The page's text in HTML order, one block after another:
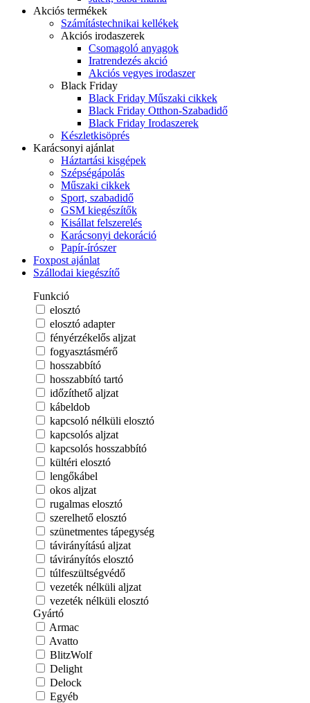
Akciós termékek
Számítástechnikai kellékek
Akciós irodaszerek
Csomagoló anyagok
Iratrendezés akció
Akciós vegyes irodaszer
Black Friday
Black Friday Műszaki cikkek
Black Friday Otthon-Szabadidő
Black Friday Irodaszerek
Készletkisöprés
Karácsonyi ajánlat
Háztartási kisgépek
Szépségápolás
Műszaki cikkek
Sport, szabadidő
GSM kiegészítők
Kisállat felszerelés
Karácsonyi dekoráció
Papír-írószer
Foxpost ajánlat
Szállodai kiegészítő
Funkció
elosztó
elosztó adapter
fényérzékelős aljzat
fogyasztásmérő
hosszabbító
hosszabbító tartó
időzíthető aljzat
kábeldob
kapcsoló nélküli elosztó
kapcsolós aljzat
kapcsolós hosszabbító
kültéri elosztó
lengőkábel
okos aljzat
rugalmas elosztó
szerelhető elosztó
szünetmentes tápegység
távirányítású aljzat
távirányítós elosztó
túlfeszültségvédő
vezeték nélküli aljzat
vezeték nélküli elosztó
Gyártó
Armac
Avatto
BlitzWolf
Delight
Delock
Egyéb